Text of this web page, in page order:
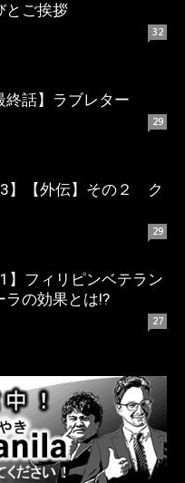
とご挨拶
32
終話】ラブレター
29
】【外伝】その２ ク
29
】フィリピンベテラン
の効果とは!?
27